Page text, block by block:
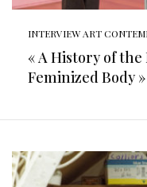
INTERVIEW ART
« A History of
Feminized Body